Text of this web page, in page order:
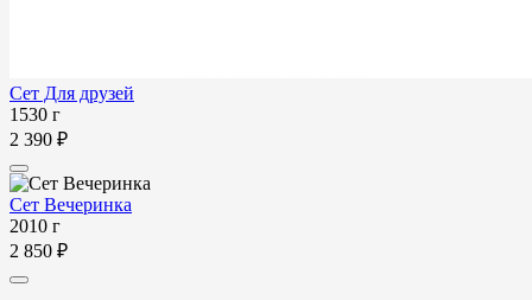
Сет Для друзей
1530 г
2 390 ₽
Сет Вечеринка
2010 г
2 850 ₽